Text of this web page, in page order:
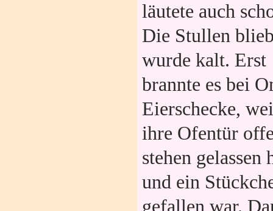
läutete auch
Die Stullen
wurde kalt. Erst
brannte es bei
Eierschecke,
ihre Ofentür
stehen gelassen
und ein
gefallen war.